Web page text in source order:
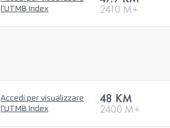
l'UTMB Index
2410 M+
Accedi per visualizzare
l'UTMB Index
48 KM
2400 M+